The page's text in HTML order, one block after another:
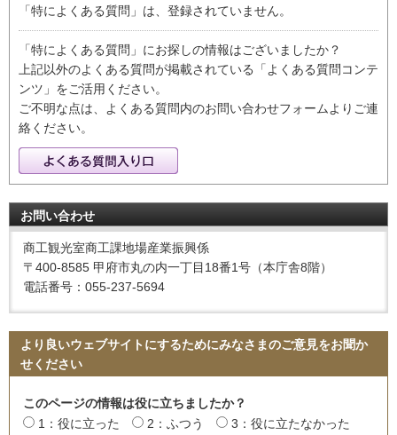
「特によくある質問」は、登録されていません。
「特によくある質問」にお探しの情報はございましたか？
上記以外のよくある質問が掲載されている「よくある質問コンテ
ンツ」をご活用ください。
ご不明な点は、よくある質問内のお問い合わせフォームよりご連
絡ください。
お問い合わせ
商工観光室商工課地場産業振興係
〒400-8585 甲府市丸の内一丁目18番1号（本庁舎8階）
電話番号：055-237-5694
より良いウェブサイトにするためにみなさまのご意見をお聞か
せください
このページの情報は役に立ちましたか？
1：役に立った
2：ふつう
3：役に立たなかった